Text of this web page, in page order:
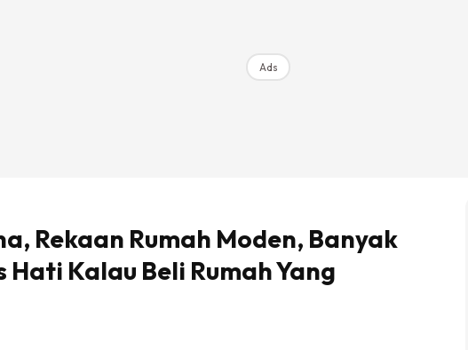
Ads
Rekaan Rumah Moden, Banyak
Hati Kalau Beli Rumah Yang